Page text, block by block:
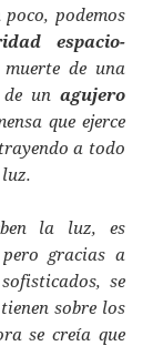
podemos
espacio-
de una
un agujero
que ejerce
a todo
la luz, es
gracias a
se
sobre los
se creía que